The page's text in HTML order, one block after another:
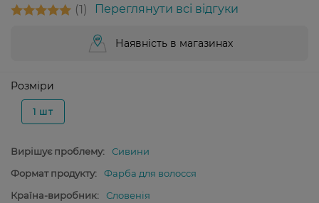
1 Переглянути всі відгуки
Наявність в магазинах
Розміри
1 шт
Вирішує проблему:
Сивини
Формат продукту:
Фарба для волосся
Країна-виробник:
Словенія